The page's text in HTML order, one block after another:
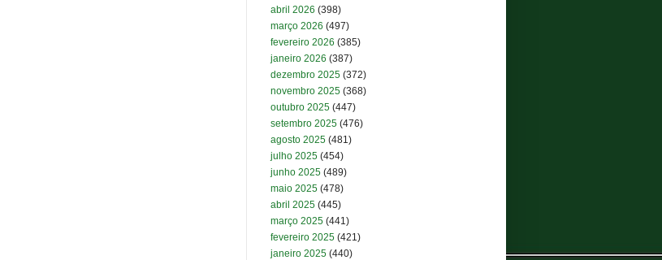
abril 2026 (398)
março 2026 (497)
fevereiro 2026 (385)
janeiro 2026 (387)
dezembro 2025 (372)
novembro 2025 (368)
outubro 2025 (447)
setembro 2025 (476)
agosto 2025 (481)
julho 2025 (454)
junho 2025 (489)
maio 2025 (478)
abril 2025 (445)
março 2025 (441)
fevereiro 2025 (421)
janeiro 2025 (440)